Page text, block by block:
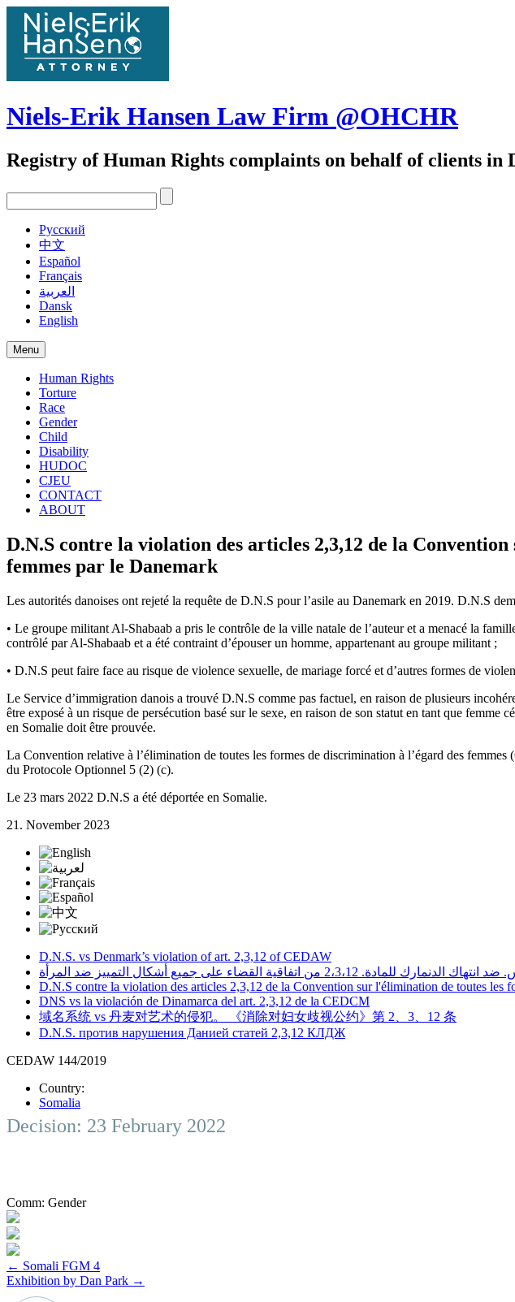
Skip
content
Niels-Erik Hansen Law Firm @OHCHR
Registry of Human Rights complaints on behalf of clients in
Pусский
中文
Español
Français
العربية
Dansk
English
Menu
Human Rights
Torture
Race
Gender
Child
Disability
HUDOC
CJEU
CONTACT
ABOUT
D.N.S contre la violation des articles 2,3,12 de la
femmes par le Danemark
Les autorités danoises ont rejeté la requête de D.N.S pour l’asile au Danemark en 2019. D.N.S
• Le groupe militant Al-Shabaab a pris le contrôle de la ville natale de l’auteur et a menacé la
contrôlé par Al-Shabaab et a été contraint d’épouser un homme, appartenant au groupe militant ;
• D.N.S peut faire face au risque de violence sexuelle, de mariage forcé et d’autres formes de
Le Service d’immigration danois a trouvé D.N.S comme pas factuel, en raison de plusieurs
être exposé à un risque de persécution basé sur le sexe, en raison de son statut en tant que
en Somalie doit être prouvée.
La Convention relative à l’élimination de toutes les formes de discrimination à l’égard des
du Protocole Optionnel 5 (2) (c).
Le 23 mars 2022 D.N.S a été déportée en Somalie.
21. November 2023
D.N.S. vs Denmark’s violation of art. 2,3,12 of CEDAW
للمادة. 2،3،12 من اتفاقية القضاء على جميع أشكال التمييز ضد المرأة
D.N.S contre la violation des articles 2,3,12 de la Convention sur l'élimination de toutes les
DNS vs la violación de Dinamarca del art. 2,3,12 de la CEDCM
域名系统 vs 丹麦对艺术的侵犯。 《消除对妇女歧视公约》第 2、3、12 条
D.N.S. против нарушения Данией статей 2,3,12 КЛДЖ
CEDAW 144/2019
Country:
Somalia
Decision: 23 February 2022
Comm: Gender
Post
navigation
← Somali FGM 4
Exhibition by Dan Park →